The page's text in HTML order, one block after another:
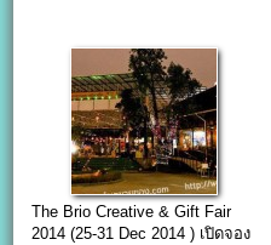
The Brio Creative & Gift Fair
2014 (25-31 Dec 2014 ) เปิดจอง